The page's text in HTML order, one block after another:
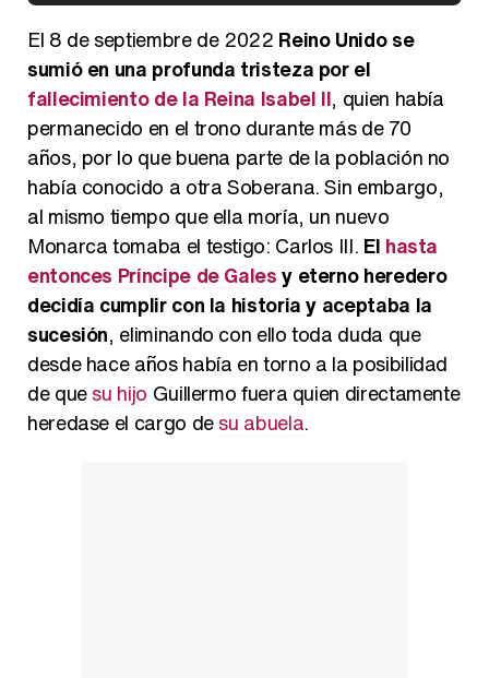
Así se tomó Felipe VI que la Infanta Sofía no quisiera recibir formación militar
Belén Esteban: "Estoy emocionada, muy contenta y muy feliz por llegar a RTVE"
El 8 de septiembre de 2022 Reino Unido se
sumió en una profunda tristeza por el
fallecimiento de la Reina Isabel II, quien había
permanecido en el trono durante más de 70
años, por lo que buena parte de la población no
había conocido a otra Soberana. Sin embargo,
al mismo tiempo que ella moría, un nuevo
Monarca tomaba el testigo: Carlos III. El hasta
entonces Príncipe de Galesy eterno heredero
decidía cumplir con la historia y aceptaba la
sucesión, eliminando con ello toda duda que
desde hace años había en torno a la posibilidad
de quesu hijo Guillermo fuera quien directamente
heredase el cargo desu abuela.